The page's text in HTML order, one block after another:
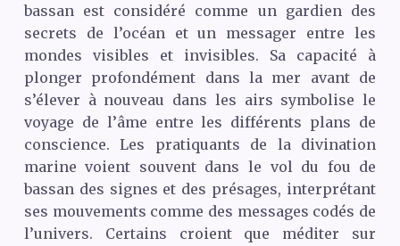
bassan est considéré comme un gardien des
secrets de l’océan et un messager entre les
mondes visibles et invisibles. Sa capacité à
plonger profondément dans la mer avant de
s’élever à nouveau dans les airs symbolise le
voyage de l’âme entre les différents plans de
conscience. Les pratiquants de la divination
marine voient souvent dans le vol du fou de
bassan des signes et des présages, interprétant
ses mouvements comme des messages codés de
l’univers. Certains croient que méditer sur